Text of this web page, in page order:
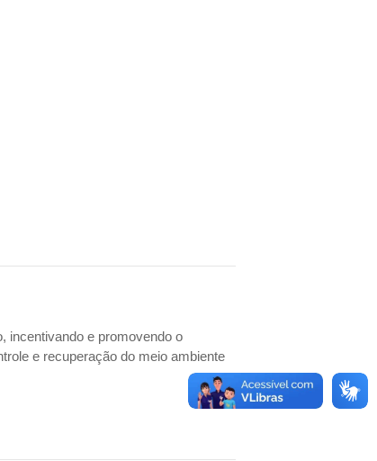
incentivando e promovendo o
e recuperação do meio ambiente